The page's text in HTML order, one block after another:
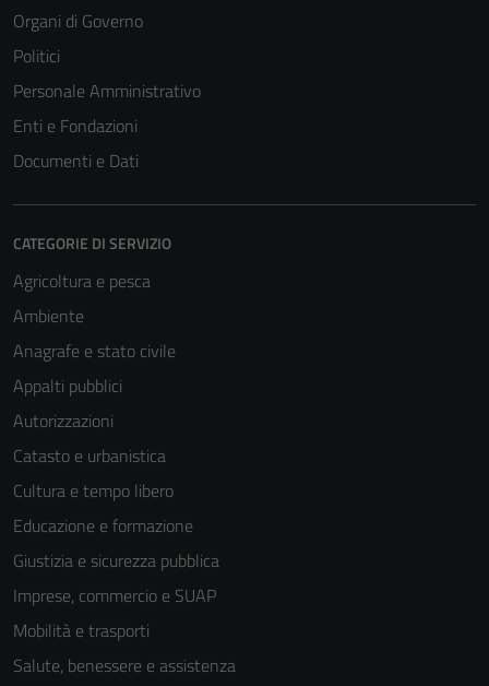
Organi di Governo
Politici
Personale Amministrativo
Enti e Fondazioni
Documenti e Dati
CATEGORIE DI SERVIZIO
Agricoltura e pesca
Ambiente
Anagrafe e stato civile
Appalti pubblici
Autorizzazioni
Catasto e urbanistica
Cultura e tempo libero
Educazione e formazione
Giustizia e sicurezza pubblica
Imprese, commercio e SUAP
Mobilità e trasporti
Salute, benessere e assistenza